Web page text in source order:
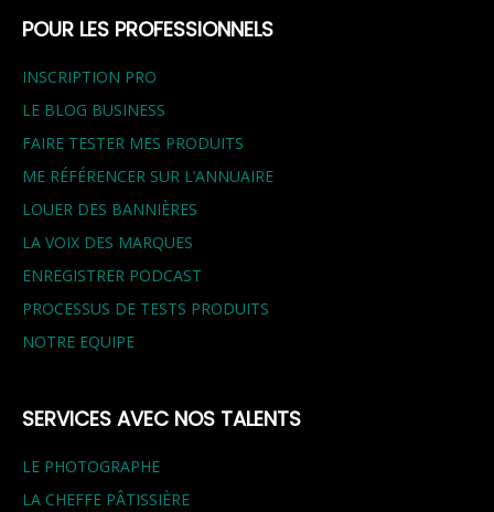
POUR LES PROFESSIONNELS
INSCRIPTION PRO
LE BLOG BUSINESS
FAIRE TESTER MES PRODUITS
ME RÉFÉRENCER SUR L’ANNUAIRE
LOUER DES BANNIÈRES
LA VOIX DES MARQUES
ENREGISTRER PODCAST
PROCESSUS DE TESTS PRODUITS
NOTRE EQUIPE
SERVICES AVEC NOS TALENTS
LE PHOTOGRAPHE
LA CHEFFE PÂTISSIÈRE